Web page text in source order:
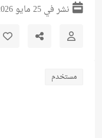
نشر في 25 مايو 2026
مستخدم